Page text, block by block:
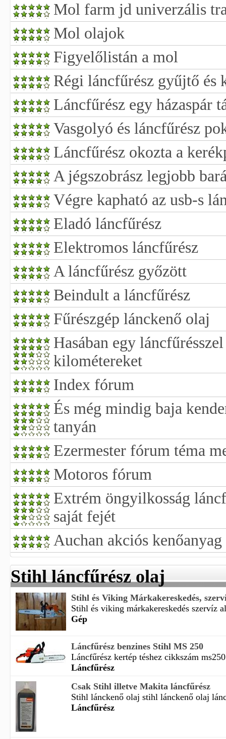
Mol farm jd univerzális
Mol olajok
Figyelőlistán a mol
Régi láncfűrész gyűjtő és
Láncfűrész egy házaspár
Vasgolyó és láncfűrész
Láncfűrész okozta a
A jégszobrász legjobb
Végre kapható az usb-s
Eladó láncfűrész
Elektromos láncfűrész
A láncfűrész győzött
Beindult a láncfűrész
Fűrészgép lánckenő olaj
Hasában egy
kilométereket
Index fórum
És még mindig baja
tanyán
Ezermester fórum téma
Motoros fórum
Extrém öngyilkosság
saját fejét
Auchan akciós kenőanyag
Stihl láncfűrész olaj
Stihl és Viking Márkakereskedés,
Stihl és viking márkakereskedés szervíz
Gép
Láncfűrész benzines Stihl MS 250
Láncfűrész kertép téshez cikkszám
Láncfűrész
Csak Stihl illetve Makita láncfűrész
Stihl lánckenő olaj stihl lánckenő olaj
Láncfűrész